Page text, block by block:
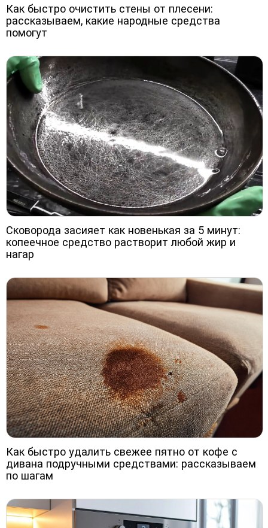
Как быстро очистить стены от плесени:
рассказываем, какие народные средства
помогут
Сковорода засияет как новенькая за 5 минут:
копеечное средство растворит любой жир и
нагар
Как быстро удалить свежее пятно от кофе с
дивана подручными средствами: рассказываем
по шагам